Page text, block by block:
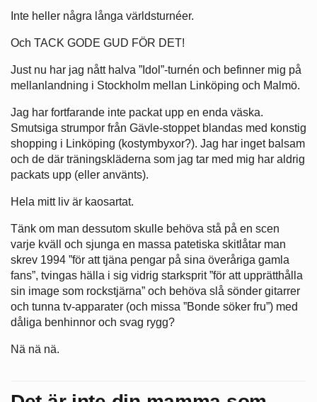
Inte heller några långa världsturnéer.
Och TACK GODE GUD FÖR DET!
Just nu har jag nått halva ”Idol”-turnén och befinner mig på
mellanlandning i Stockholm mellan Linköping och Malmö.
Jag har fortfarande inte packat upp en enda väska.
Smutsiga strumpor från Gävle-stoppet blandas med konstig
shopping i Linköping (kostymbyxor?). Jag har inget balsam
och de där träningskläderna som jag tar med mig har aldrig
packats upp (eller använts).
Hela mitt liv är kaosartat.
Tänk om man dessutom skulle behöva stå på en scen
varje kväll och sjunga en massa patetiska skitlåtar man
skrev 1994 ”för att tjäna pengar på sina överåriga gamla
fans”, tvingas hälla i sig vidrig starksprit ”för att upprätthålla
sin image som rockstjärna” och behöva slå sönder gitarrer
och tunna tv-apparater (och missa ”Bonde söker fru”) med
dåliga benhinnor och svag rygg?
Nä nä nä.